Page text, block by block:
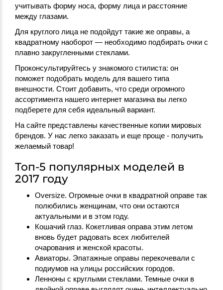
учитывать форму носа, форму лица и расстояние
между глазами.
Для круглого лица не подойдут такие же оправы, а
квадратному наоборот — необходимо подбирать очки с
плавно закругленными стеклами.
Проконсультируйтесь у знакомого стилиста: он
поможет подобрать модель для вашего типа
внешности. Стоит добавить, что среди огромного
ассортимента нашего интернет магазина вы легко
подберете для себя идеальный вариант.
На сайте представлены качественные копии мировых
брендов. У нас легко заказать и еще проще - получить
желаемый товар!
Топ-5 популярных моделей в
2017 году
Oversize. Огромные очки в квадратной оправе так
полюбились женщинам, что они остаются
актуальными и в этом году.
Кошачий глаз. Кокетливая оправа этим летом
вновь будет радовать всех любителей
очарования и женской красоты.
Авиаторы. Эпатажные оправы перекочевали с
подиумов на улицы российских городов.
Ленноны с круглыми стеклами. Темные очки в